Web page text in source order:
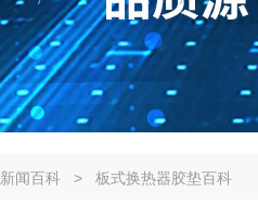
新闻百科 > 板式换热器胶垫百科